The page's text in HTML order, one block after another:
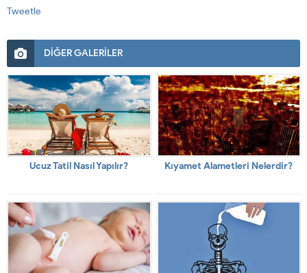
Tweetle
DİĞER GALERİLER
Ucuz Tatil Nasıl Yapılır? Kıyamet Alametleri Nelerdir?